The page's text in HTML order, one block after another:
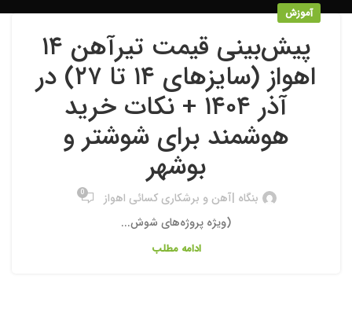
آموزش
پیش‌بینی قیمت تیرآهن ۱۴
اهواز (سایزهای ۱۴ تا ۲۷) در
آذر ۱۴۰۴ + نکات خرید
هوشمند برای شوشتر و
بوشهر
بنگاه |آهن و برشکاری کسائی اهواز 0
(ویژه پروژه‌های شوش...
ادامه مطلب